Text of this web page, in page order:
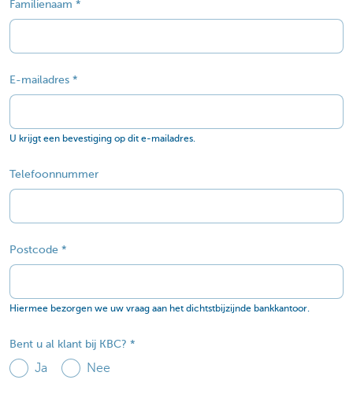
Familienaam
E-mailadres
U krijgt een bevestiging op dit e-mailadres.
Telefoonnummer
Postcode
Hiermee bezorgen we uw vraag aan het dichtstbijzijnde bankkantoor.
Bent u al klant bij KBC?
Ja Nee